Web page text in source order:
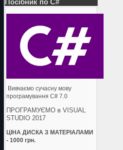
Вивчаємо сучасну мову
програмування C# 7.0
ПРОГРАМУЄМО в VISUAL
STUDIO 2017
ЦІНА ДИСКА З МАТЕРІАЛАМИ
- 1000 грн.